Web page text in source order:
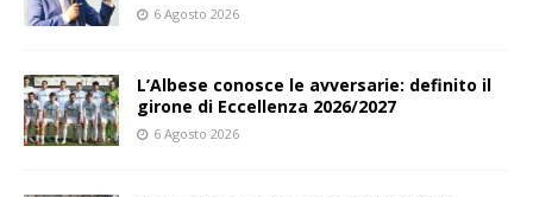
6 Agosto 2026
L’Albese conosce le avversarie: definito il
girone di Eccellenza 2026/2027
6 Agosto 2026